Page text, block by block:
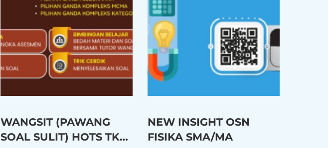
WANGSIT (PAWANG
SOAL SULIT) HOTS TKA
NEW INSIGHT OSN
FISIKA SMA/MA